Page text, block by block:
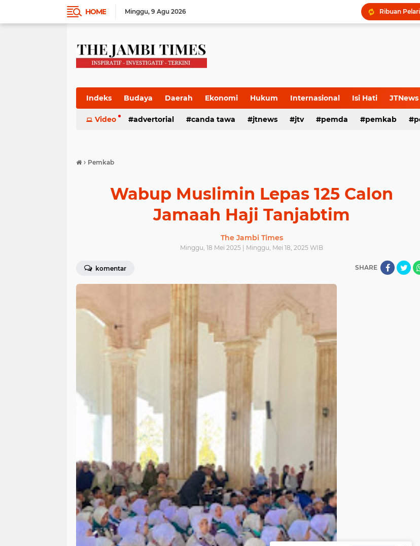
HOME Minggu 9 Agu 2026
Indeks Budaya Daerah Ekonomi Hukum Internasional Isi Hati JTNews
Pemkab Pemprov Politik Press Release Sport TNI POLRI TNI-Polri
Video advertorial canda tawa jtnews jtv pemda pemkab
› Pemkab
Wabup Muslimin Lepas 125 Calon
Jamaah Haji Tanjabtim
The Jambi Times
Minggu, 18 Mei 2025 | Minggu, Mei 18, 2025 WIB
komentar SHARE